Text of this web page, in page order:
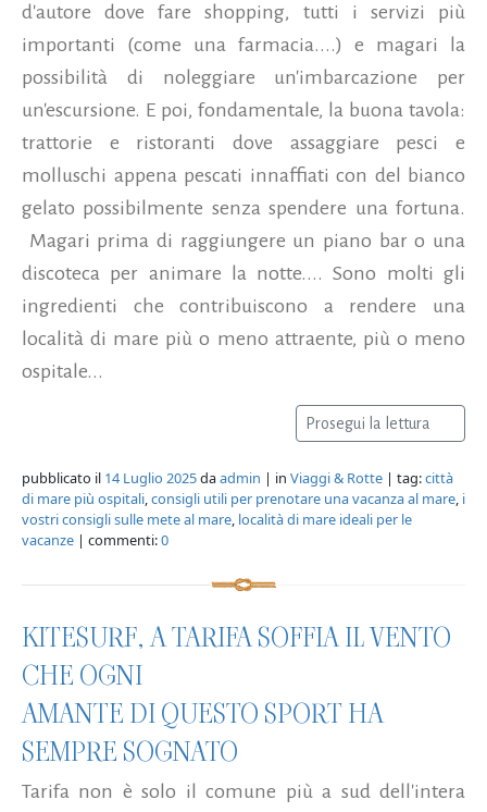
d'autore dove fare shopping, tutti i servizi più
importanti (come una farmacia....) e magari la
possibilità di noleggiare un'imbarcazione per
un'escursione. E poi, fondamentale, la buona tavola:
trattorie e ristoranti dove assaggiare pesci e
molluschi appena pescati innaffiati con del bianco
gelato possibilmente senza spendere una fortuna.
Magari prima di raggiungere un piano bar o una
discoteca per animare la notte.... Sono molti gli
ingredienti che contribuiscono a rendere una
località di mare più o meno attraente, più o meno
ospitale...
Prosegui la lettura
pubblicato il 14 Luglio 2025daadmin | in Viaggi & Rotte | tag:città
di mare più ospitali,consigli utili per prenotare una vacanza al mare, i
vostri consigli sulle mete al mare, località di mare ideali per le
vacanze | commenti:0
KITESURF, A TARIFA SOFFIA IL VENTO
CHE OGNI
AMANTE DI QUESTO SPORT HA
SEMPRE SOGNATO
Tarifa non è solo il comune più a sud dell'intera